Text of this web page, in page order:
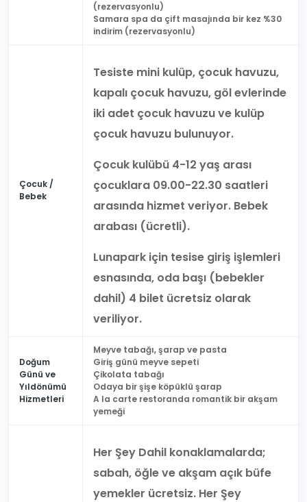
(rezervasyonlu)
Samara spa da çift masajında bir kez %30
indirim (rezervasyonlu)
Çocuk /
Bebek
Tesiste mini kulüp, çocuk havuzu,
kapalı çocuk havuzu, göl evlerinde
iki adet çocuk havuzu ve kulüp
çocuk havuzu bulunuyor.
Çocuk kulübü 4-12 yaş arası
çocuklara 09.00-22.30 saatleri
arasında hizmet veriyor. Bebek
arabası (ücretli).
Lunapark için tesise giriş işlemleri
esnasında, oda başı (bebekler
dahil) 4 bilet ücretsiz olarak
veriliyor.
Doğum
Günü ve
Yıldönümü
Hizmetleri
Meyve tabağı, şarap ve pasta
Giriş günü meyve sepeti
Çikolata tabağı
Odaya bir şişe köpüklü şarap
A la carte restoranda romantik bir akşam
yemeği
Her Şey Dahil konaklamalarda;
sabah, öğle ve akşam açık büfe
yemekler ücretsiz. Her Şey